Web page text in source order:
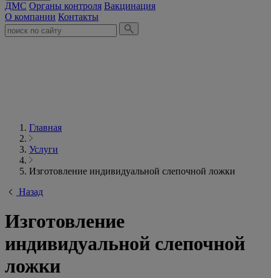
ДМС Органы контроля Вакцинация
О компании Контакты
Главная
Услуги
Изготовление индивидуальной слепочной ложки
Назад
Изготовление
индивидуальной слепочной
ложки